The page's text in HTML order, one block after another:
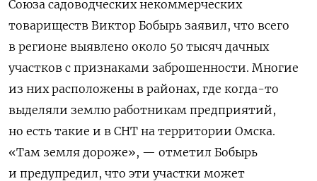
Союза садоводческих некоммерческих
товариществ Виктор Бобырь заявил, что всего
в регионе выявлено около 50 тысяч дачных
участков с признаками заброшенности. Многие
из них расположены в районах, где когда-то
выделяли землю работникам предприятий,
но есть такие и в СНТ на территории Омска.
«Там земля дороже», — отметил Бобырь
и предупредил, что эти участки может